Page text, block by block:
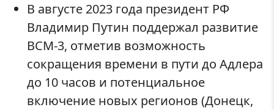
В августе 2023 года президент РФ
Владимир Путин поддержал развитие
ВСМ-3, отметив возможность
сокращения времени в пути до Адлера
до 10 часов и потенциальное
включение новых регионов (Донецк,